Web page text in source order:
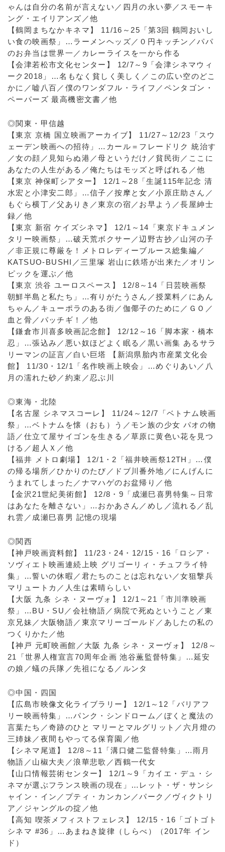
ゃんは自分の名前が言えない／四月の永い夢／スモーキ
ング・エイリアンズ／他
【鶴岡まちなかキネマ】 11/16～25「第3回 鶴岡おいし
い食の映画祭」…ラーメンヘッズ／０円キッチン／パパ
のお弁当は世界一／カレーライスを一から作る
【会津若松市文化センター】 12/7～9「会津シネマウィ
ーク2018」…名もなく貧しく美しく／この広い空のどこ
かに／嘘八百／僕のワンダフル・ライフ／ペンタゴン・
ペーパーズ 最高機密文書／他
◎関東・甲信越
【東京 京橋 国立映画アーカイブ】 11/27～12/23「スウ
ェーデン映画への招待」…カール＝フレードリク 統治す
／女の顔／見知らぬ港／母というだけ／貧民街／ここに
あなたの人生がある／俺たちはモッズと呼ばれる／他
【東京 神保町シアター】 12/1～28「生誕115年記念 清
水宏と小津安二郎」…信子／按摩と女／小原庄助さん／
もぐら横丁／父ありき／東京の宿／お早よう／長屋紳士
録／他
【東京 新宿 ケイズシネマ】 12/1～14「東京ドキュメン
タリー映画祭」…破天荒ボクサー／辺野古抄／山河の子
／非正規に尊厳を！メトロレディーブルース総集編／
KATSUO-BUSHI／三里塚 岩山に鉄塔が出来た／オリン
ピックを運ぶ／他
【東京 渋谷 ユーロスペース】 12/8～14「日芸映画祭
朝鮮半島と私たち」…有りがたうさん／授業料／にあん
ちゃん／キューポラのある街／伽倻子のために／ＧＯ／
血と骨／パッチギ！／他
【鎌倉市川喜多映画記念館】 12/12～16「脚本家・橋本
忍」…張込み／悪い奴ほどよく眠る／黒い画集 あるサラ
リーマンの証言／白い巨塔 【新潟県胎内市産業文化会
館】 11/30・12/1「名作映画上映会」…めぐりあい／八
月の濡れた砂／約束／忍ぶ川
◎東海・北陸
【名古屋 シネマスコーレ】 11/24～12/7「ベトナム映画
祭」…ベトナムを懐（おも）う／モン族の少女 パオの物
語／仕立て屋サイゴンを生きる／草原に黄色い花を見つ
ける／超人Ｘ／他
【福井 メトロ劇場】 12/1・2「福井映画祭12TH」…僕
の帰る場所／ひかりのたび／ドブ川番外地／にんげんに
うまれてしまった／ナマハゲのお盆帰り／他
【金沢21世紀美術館】 12/8・9「成瀬巳喜男特集～日常
はあなたを離さない」…おかあさん／めし／流れる／乱
れ雲／成瀬巳喜男 記憶の現場
◎関西
【神戸映画資料館】 11/23・24・12/15・16「ロシア・
ソヴィエト映画連続上映 グリゴーリィ・チュフライ特
集」…誓いの休暇／君たちのことは忘れない／女狙撃兵
マリュートカ／人生は素晴らしい
【大阪 九条 シネ・ヌーヴォ】 12/1～21「市川準映画
祭」…BU・SU／会社物語／病院で死ぬということ／東
京兄妹／大阪物語／東京マリーゴールド／あしたの私の
つくりかた／他
【神戸 元町映画館／大阪 九条 シネ・ヌーヴォ】 12/8～
21「世界人権宣言70周年企画 池谷薫監督特集」…延安
の娘／蟻の兵隊／先祖になる／ルンタ
◎中国・四国
【広島市映像文化ライブラリー】 12/1～12「バリアフ
リー映画特集」…パンク・シンドローム／ぼくと魔法の
言葉たち／奇跡のひと マリーとマルグリット／六月燈の
三姉妹／夜間もやってる保育園／他
【シネマ尾道】 12/8～11「溝口健二監督特集」…雨月
物語／山椒大夫／浪華悲歌／西鶴一代女
【山口情報芸術センター】 12/1～9「カイエ・デュ・シ
ネマが選ぶフランス映画の現在」…レット・ザ・サンシ
ャイン・イン／プティ・カンカン／パーク／ヴィクトリ
ア／ジャングルの掟／他
【高知 喫茶メフィストフェレス】 12/15・16「ゴトゴト
シネマ #36」…あまねき旋律（しらべ）（2017年 イン
ド）